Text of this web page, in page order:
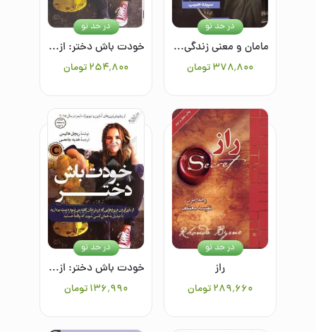
مامان و معنی زندگی: داستان‌های روان‌درمانی
۳۷۸٬۸۰۰تومان
در حد نو
خودت باش دختر: از باور کردن دروغ‌هایی که درباره‌تان گفته می‌شود دست بردارید تا تبدیل به همان کسی شوید که واقعا هستید
۲۵۴٬۸۰۰تومان
در حد نو
راز
۲۸۹٬۶۶۰تومان
در حد نو
خودت باش دختر: از باور کردن دروغ‌هایی که درباره‌تان گفته می‌شود دست بردارید تا تبدیل به همان کسی شوید که واقعا هستید
۱۳۶٬۹۹۰تومان
در حد نو